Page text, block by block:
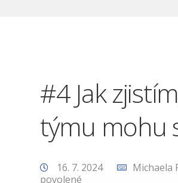
#4 Jak
týmu mohu
16. 7. 2024 Michaela
povolené